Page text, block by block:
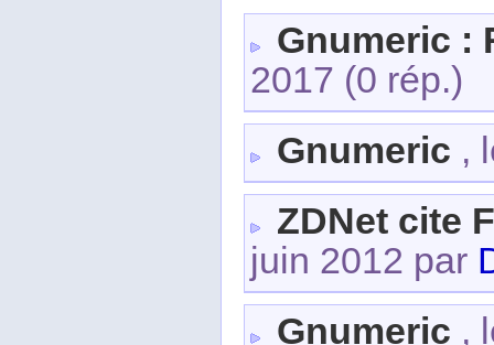
Gnumeric :
2017 (0 rép.)
Gnumeric ,
ZDNet cite
juin 2012 par
Gnumeric ,